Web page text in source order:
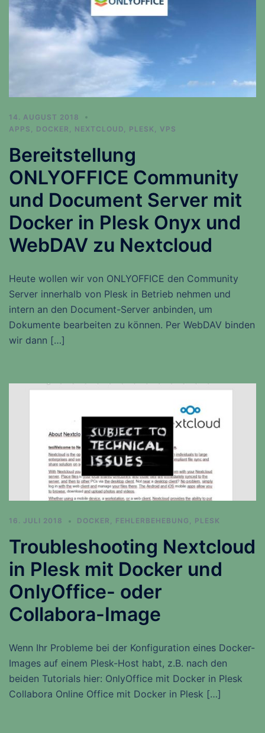
14. AUGUST 2018
APPS
DOCKER NEXTCLOUD PLESK VPS
Bereitstellung
ONLYOFFICE Community
und Document Server mit
Docker in Plesk Onyx und
WebDAV zu Nextcloud
Heute wollen wir von ONLYOFFICE den Community
Server innerhalb von Plesk in Betrieb nehmen und
intern an den Document-Server anbinden, um
Dokumente bearbeiten zu können. Per WebDAV binden
wir dann […]
16. JULI 2018 DOCKER , FEHLERBEHEBUNG , PLESK
Troubleshooting Nextcloud
in Plesk mit Docker und
OnlyOffice- oder
Collabora-Image
Wenn Ihr Probleme bei der Konfiguration eines Docker-
Images auf einem Plesk-Host habt, z.B. nach den
beiden Tutorials hier: OnlyOffice mit Docker in Plesk
Collabora Online Office mit Docker in Plesk […]